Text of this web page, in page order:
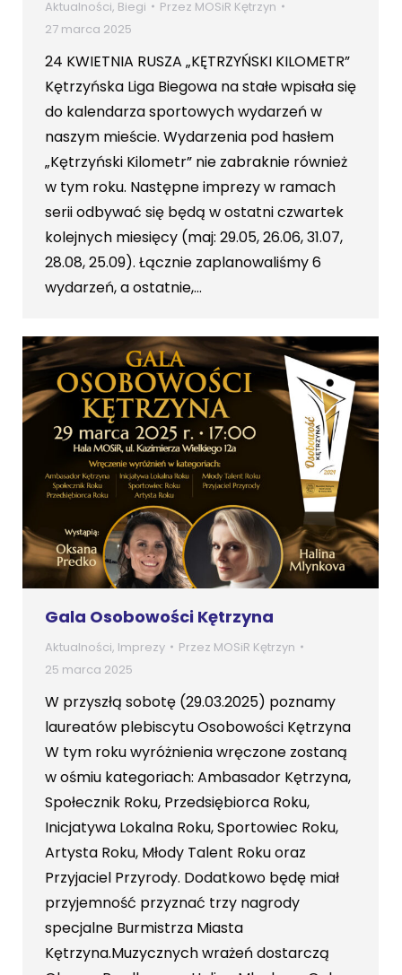
Aktualności, Biegi Przez MOSiR Kętrzyn
27 marca 2025
24 KWIETNIA RUSZA „KĘTRZYŃSKI KILOMETR”
Kętrzyńska Liga Biegowa na stałe wpisała się
do kalendarza sportowych wydarzeń w
naszym mieście. Wydarzenia pod hasłem
„Kętrzyński Kilometr” nie zabraknie również
w tym roku. Następne imprezy w ramach
serii odbywać się będą w ostatni czwartek
kolejnych miesięcy (maj: 29.05, 26.06, 31.07,
28.08, 25.09). Łącznie zaplanowaliśmy 6
wydarzeń, a ostatnie,…
Gala Osobowości Kętrzyna
Aktualności, Imprezy Przez MOSiR Kętrzyn
25 marca 2025
W przyszłą sobotę (29.03.2025) poznamy
laureatów plebiscytu Osobowości Kętrzyna
W tym roku wyróżnienia wręczone zostaną
w ośmiu kategoriach: Ambasador Kętrzyna,
Społecznik Roku, Przedsiębiorca Roku,
Inicjatywa Lokalna Roku, Sportowiec Roku,
Artysta Roku, Młody Talent Roku oraz
Przyjaciel Przyrody. Dodatkowo będę miał
przyjemność przyznać trzy nagrody
specjalne Burmistrza Miasta
Kętrzyna.Muzycznych wrażeń dostarczą